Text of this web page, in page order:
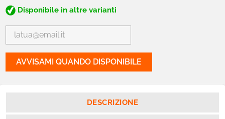
Disponibile in altre varianti
AVVISAMI QUANDO DISPONIBILE
DESCRIZIONE